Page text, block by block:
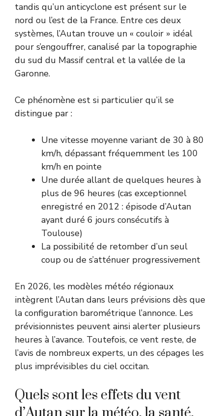
tandis qu’un anticyclone est présent sur le
nord ou l’est de la France. Entre ces deux
systèmes, l’Autan trouve un « couloir » idéal
pour s’engouffrer, canalisé par la topographie
du sud du Massif central et la vallée de la
Garonne.
Ce phénomène est si particulier qu’il se
distingue par :
Une vitesse moyenne variant de 30 à 80
km/h, dépassant fréquemment les 100
km/h en pointe
Une durée allant de quelques heures à
plus de 96 heures (cas exceptionnel
enregistré en 2012 : épisode d’Autan
ayant duré 6 jours consécutifs à
Toulouse)
La possibilité de retomber d’un seul
coup ou de s’atténuer progressivement
En 2026, les modèles météo régionaux
intègrent l’Autan dans leurs prévisions dès que
la configuration barométrique l’annonce. Les
prévisionnistes peuvent ainsi alerter plusieurs
heures à l’avance. Toutefois, ce vent reste, de
l’avis de nombreux experts, un des cépages les
plus imprévisibles du ciel occitan.
Quels sont les effets du vent
d’Autan sur la météo, la santé,